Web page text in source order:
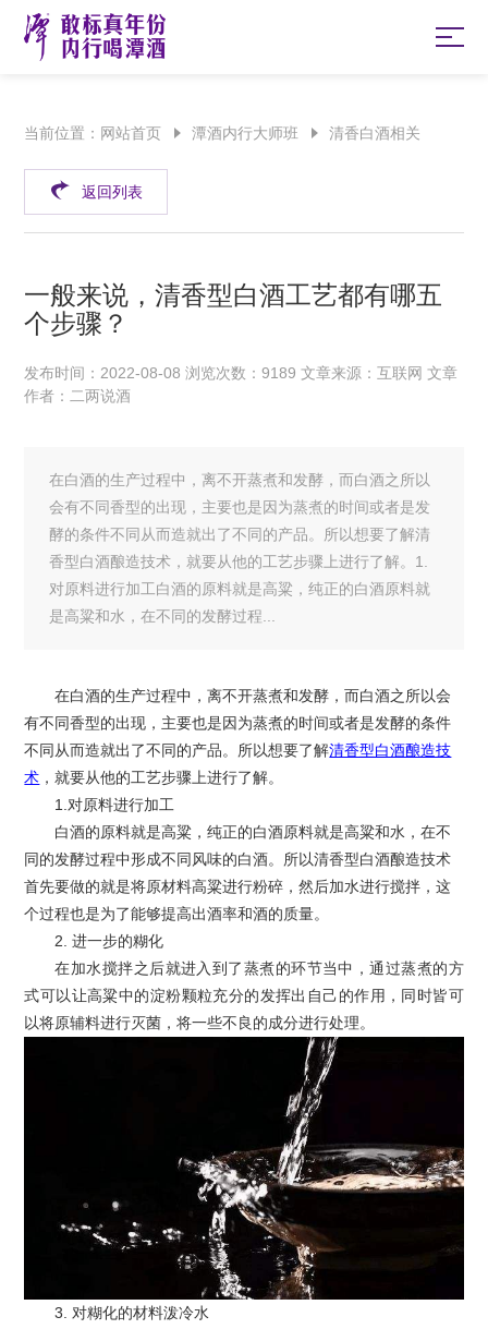
当前位置： 网站首页 潭酒内行大师班 清香白酒相关
返回列表
一般来说，清香型白酒工艺都有哪五
个步骤？
发布时间：2022-08-08 浏览次数：9189 文章来源：互联网 文章
作者：二两说酒
在白酒的生产过程中，离不开蒸煮和发酵，而白酒之所以
会有不同香型的出现，主要也是因为蒸煮的时间或者是发
酵的条件不同从而造就出了不同的产品。所以想要了解清
香型白酒酿造技术，就要从他的工艺步骤上进行了解。1.
对原料进行加工白酒的原料就是高粱，纯正的白酒原料就
是高粱和水，在不同的发酵过程...
在白酒的生产过程中，离不开蒸煮和发酵，而白酒之所以会
有不同香型的出现，主要也是因为蒸煮的时间或者是发酵的条件
不同从而造就出了不同的产品。所以想要了解清香型白酒酿造技
术 ，就要从他的工艺步骤上进行了解。
1.对原料进行加工
白酒的原料就是高粱，纯正的白酒原料就是高粱和水，在不
同的发酵过程中形成不同风味的白酒。所以清香型白酒酿造技术
首先要做的就是将原材料高粱进行粉碎，然后加水进行搅拌，这
个过程也是为了能够提高出酒率和酒的质量。
2. 进一步的糊化
在加水搅拌之后就进入到了蒸煮的环节当中，通过蒸煮的方
式可以让高粱中的淀粉颗粒充分的发挥出自己的作用，同时皆可
以将原辅料进行灭菌，将一些不良的成分进行处理。
3. 对糊化的材料泼冷水